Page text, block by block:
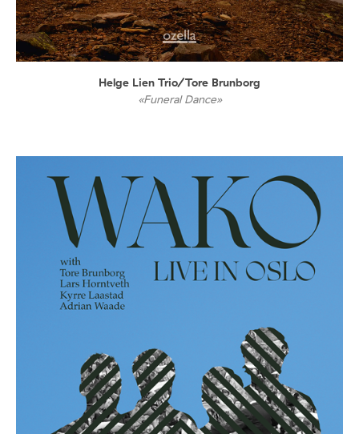
Helge Lien Trio/Tore Brunborg
«Funeral Dance»